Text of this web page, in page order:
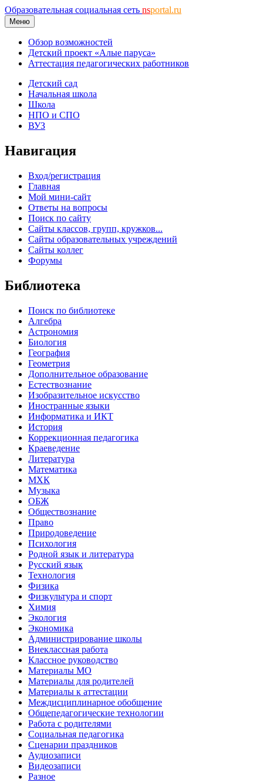
Образовательная социальная сеть nsportal.ru
Меню
Обзор возможностей
Детский проект «Алые паруса»
Аттестация педагогических работников
Детский сад
Начальная школа
Школа
НПО и СПО
ВУЗ
Навигация
Вход/регистрация
Главная
Мой мини-сайт
Ответы на вопросы
Поиск по сайту
Сайты классов, групп, кружков...
Сайты образовательных учреждений
Сайты коллег
Форумы
Библиотека
Поиск по библиотеке
Алгебра
Астрономия
Биология
География
Геометрия
Дополнительное образование
Естествознание
Изобразительное искусство
Иностранные языки
Информатика и ИКТ
История
Коррекционная педагогика
Краеведение
Литература
Математика
МХК
Музыка
ОБЖ
Обществознание
Право
Природоведение
Психология
Родной язык и литература
Русский язык
Технология
Физика
Физкультура и спорт
Химия
Экология
Экономика
Администрирование школы
Внеклассная работа
Классное руководство
Материалы МО
Материалы для родителей
Материалы к аттестации
Междисциплинарное обобщение
Общепедагогические технологии
Работа с родителями
Социальная педагогика
Сценарии праздников
Аудиозаписи
Видеозаписи
Разное